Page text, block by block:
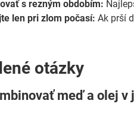
s rezným obdobím:
len pri zlom počasí: Ak prší
otázky
meď a olej v